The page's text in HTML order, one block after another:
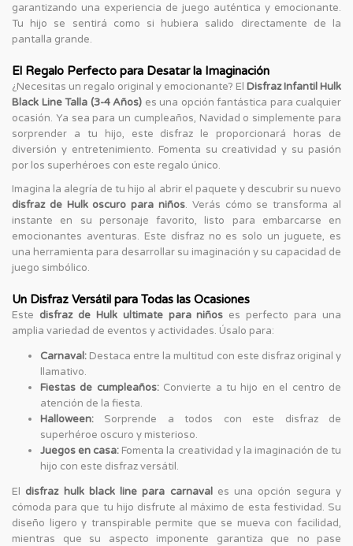
garantizando una experiencia de juego auténtica y emocionante.
Tu hijo se sentirá como si hubiera salido directamente de la
pantalla grande.
El Regalo Perfecto para Desatar la Imaginación
¿Necesitas un regalo original y emocionante? El Disfraz Infantil Hulk
Black Line Talla (3-4 Años) es una opción fantástica para cualquier
ocasión. Ya sea para un cumpleaños, Navidad o simplemente para
sorprender a tu hijo, este disfraz le proporcionará horas de
diversión y entretenimiento. Fomenta su creatividad y su pasión
por los superhéroes con este regalo único.
Imagina la alegría de tu hijo al abrir el paquete y descubrir su nuevo
disfraz de Hulk oscuro para niños. Verás cómo se transforma al
instante en su personaje favorito, listo para embarcarse en
emocionantes aventuras. Este disfraz no es solo un juguete, es
una herramienta para desarrollar su imaginación y su capacidad de
juego simbólico.
Un Disfraz Versátil para Todas las Ocasiones
Este disfraz de Hulk ultimate para niños es perfecto para una
amplia variedad de eventos y actividades. Úsalo para:
Carnaval: Destaca entre la multitud con este disfraz original y
llamativo.
Fiestas de cumpleaños:Convierte a tu hijo en el centro de
atención de la fiesta.
Halloween: Sorprende a todos con este disfraz de
superhéroe oscuro y misterioso.
Juegos en casa: Fomenta la creatividad y la imaginación de tu
hijo con este disfraz versátil.
El disfraz hulk black line para carnavales una opción segura y
cómoda para que tu hijo disfrute al máximo de esta festividad. Su
diseño ligero y transpirable permite que se mueva con facilidad,
mientras que su aspecto imponente garantiza que no pase